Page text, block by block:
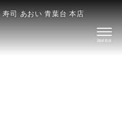
司 あおい 青葉台 本店